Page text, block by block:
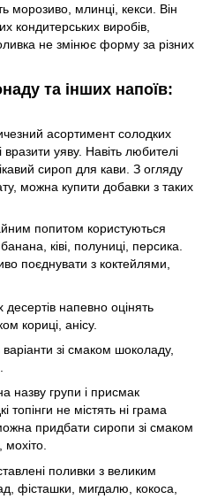
морозиво, млинці, кекси. Він
кондитерських виробів,
не змінює форму за різних
та інших напоїв:
асортимент солодких
вразити уяву. Навіть любителі
сироп для кави. З огляду
можна купити добавки з таких
попитом користуються
ківі, полуниці, персика.
поєднувати з коктейлями,
десертів напевно оцінять
кориці, анісу.
зі смаком шоколаду,
назву групи і присмак
топінги не містять ні грама
придбати сиропи зі смаком
мохіто.
поливки з великим
фісташки, мигдалю, кокоса,